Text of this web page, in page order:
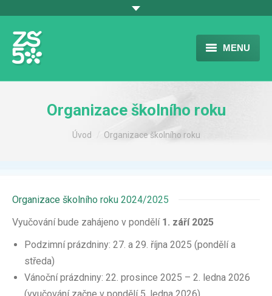
MENU
ÚVOD
ŠKOLA
VOLNÝ ČAS – ŠD
DOKUMENTY
KONTAKT
PŘIHLÁŠENÍ
Organizace školního roku
Úvod Organizace školního roku
Organizace školního roku 2024/2025
Vyučování bude zahájeno v pondělí 1. září 2025
Podzimní prázdniny: 27. a 29. října 2025 (pondělí a
středa)
Vánoční prázdniny: 22. prosince 2025 – 2. ledna 2026